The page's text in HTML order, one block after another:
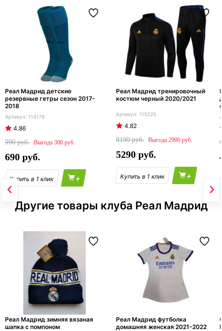
Реал Мадрид детские
резервные гетры сезон 2017-
2018
114176
4.86
990
300
690
+
Реал Мадрид тренировочный
костюм черный 2020/2021
115225
4.82
8190
2900
5290
+
Другие товары клуба Реал Мадрид
Реал Мадрид зимняя вязаная
шапка с помпоном
Реал Мадрид футболка
домашняя женская 2021-2022